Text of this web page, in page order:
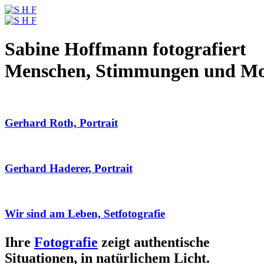
Sabine Hoffmann fotografiert
Menschen, Stimmungen und
Gerhard Roth, Portrait
Gerhard Haderer, Portrait
Wir sind am Leben, Setfotografie
Ihre Fotografie zeigt authentische
Situationen, in natürlichem Licht.